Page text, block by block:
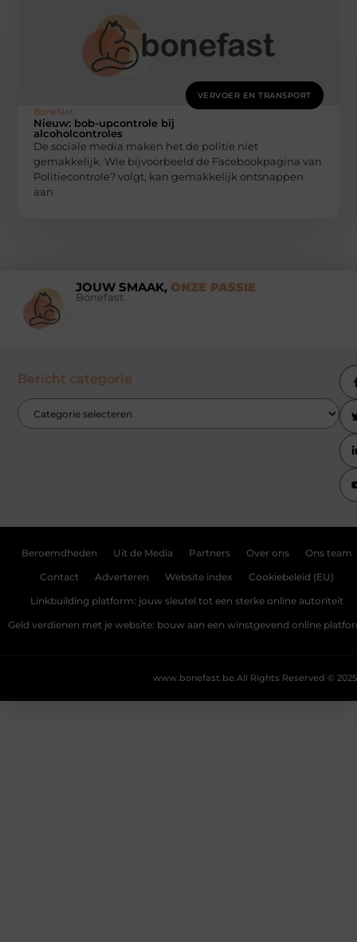
VERVOER EN TRANSPORT
Bonefast
Nieuw: bob-upcontrole bij
alcoholcontroles
De sociale media maken het de politie niet
gemakkelijk. Wie bijvoorbeeld de Facebookpagina van
Politiecontrole? volgt, kan gemakkelijk ontsnappen
aan
JOUW SMAAK, ONZE PASSIE
Bonefast
Bericht categorie
Beroemdheden Uit de Media Partners Over ons Ons team
Contact Adverteren Website index Cookiebeleid (EU)
Linkbuilding platform: jouw sleutel tot een sterke online autoriteit
Geld verdienen met je website: bouw aan een winstgevend online
All Rights Reserved © 2025
www.bonefast.be.